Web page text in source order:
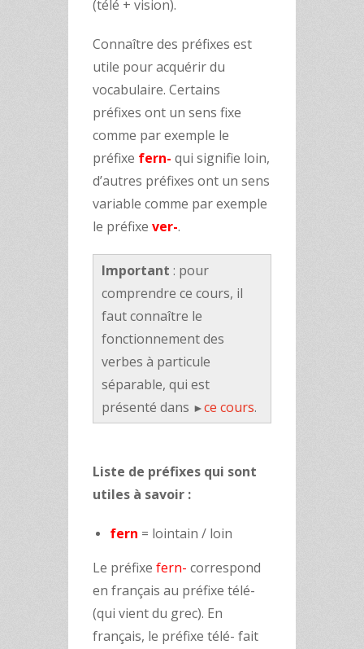
(télé + vision).
Connaître des préfixes est
utile pour acquérir du
vocabulaire. Certains
préfixes ont un sens fixe
comme par exemple le
préfixe fern- qui signifie loin,
d’autres préfixes ont un sens
variable comme par exemple
le préfixe ver-.
Important : pour
comprendre ce cours, il
faut connaître le
fonctionnement des
verbes à particule
séparable, qui est
présenté dans ►ce cours.
Liste de préfixes qui sont
utiles à savoir :
fern = lointain / loin
Le préfixe fern- correspond
en français au préfixe télé-
(qui vient du grec). En
français, le préfixe télé- fait